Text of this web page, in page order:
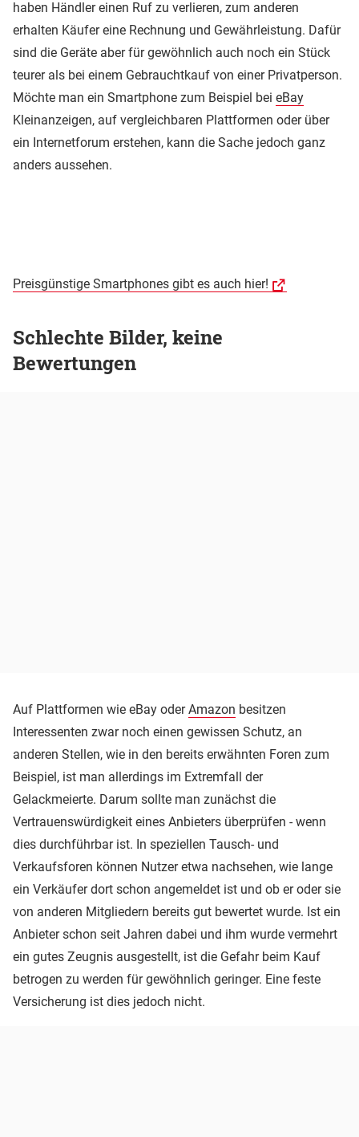
haben Händler einen Ruf zu verlieren, zum anderen
erhalten Käufer eine Rechnung und Gewährleistung. Dafür
sind die Geräte aber für gewöhnlich auch noch ein Stück
teurer als bei einem Gebrauchtkauf von einer Privatperson.
Möchte man ein Smartphone zum Beispiel bei eBay
Kleinanzeigen, auf vergleichbaren Plattformen oder über
ein Internetforum erstehen, kann die Sache jedoch ganz
anders aussehen.
Preisgünstige Smartphones gibt es auch hier!
Schlechte Bilder, keine
Bewertungen
Auf Plattformen wie eBay oderAmazon besitzen
Interessenten zwar noch einen gewissen Schutz, an
anderen Stellen, wie in den bereits erwähnten Foren zum
Beispiel, ist man allerdings im Extremfall der
Gelackmeierte. Darum sollte man zunächst die
Vertrauenswürdigkeit eines Anbieters überprüfen - wenn
dies durchführbar ist. In speziellen Tausch- und
Verkaufsforen können Nutzer etwa nachsehen, wie lange
ein Verkäufer dort schon angemeldet ist und ob er oder sie
von anderen Mitgliedern bereits gut bewertet wurde. Ist ein
Anbieter schon seit Jahren dabei und ihm wurde vermehrt
ein gutes Zeugnis ausgestellt, ist die Gefahr beim Kauf
betrogen zu werden für gewöhnlich geringer. Eine feste
Versicherung ist dies jedoch nicht.